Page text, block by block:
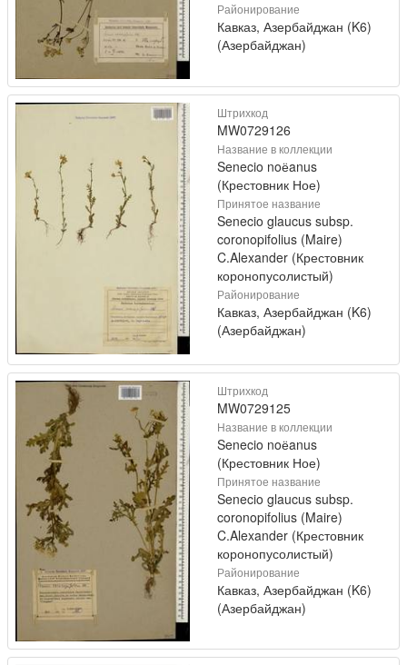
Районирование
Кавказ, Азербайджан (K6)
(Азербайджан)
Штрихкод
MW0729126
Название в коллекции
Senecio noёanus
(Крестовник Ное)
Принятое название
Senecio glaucus subsp.
coronopifolius (Maire)
C.Alexander (Крестовник
коронопусолистый)
Районирование
Кавказ, Азербайджан (K6)
(Азербайджан)
Штрихкод
MW0729125
Название в коллекции
Senecio noёanus
(Крестовник Ное)
Принятое название
Senecio glaucus subsp.
coronopifolius (Maire)
C.Alexander (Крестовник
коронопусолистый)
Районирование
Кавказ, Азербайджан (K6)
(Азербайджан)